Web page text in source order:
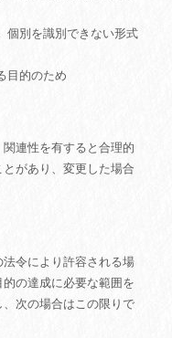
個別を識別できない形式
目的のため
連性を有すると合理的
があり、変更した場合
令により許容される場
の達成に必要な範囲を
次の場合はこの限りで